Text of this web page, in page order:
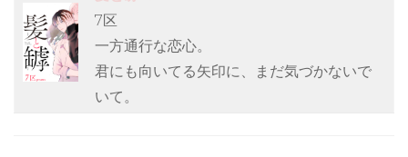
7区
一方通行な恋心。
君にも向いてる矢印に、まだ気づかないで
いて。